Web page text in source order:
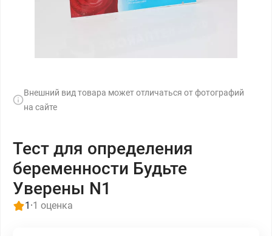
Внешний вид товара может отличаться от фотографий
на сайте
Тест для определения
беременности Будьте
Уверены N1
1 ·1 оценка